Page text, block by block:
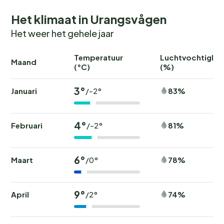
Het klimaat in Urangsvågen
Het weer het gehele jaar
Maand
Temperatuur
(°C)
(%)
Januari 3°/-2° 83%
Februari 4°/-2° 81%
Maart 6°/0° 78%
April 9°/2° 74%